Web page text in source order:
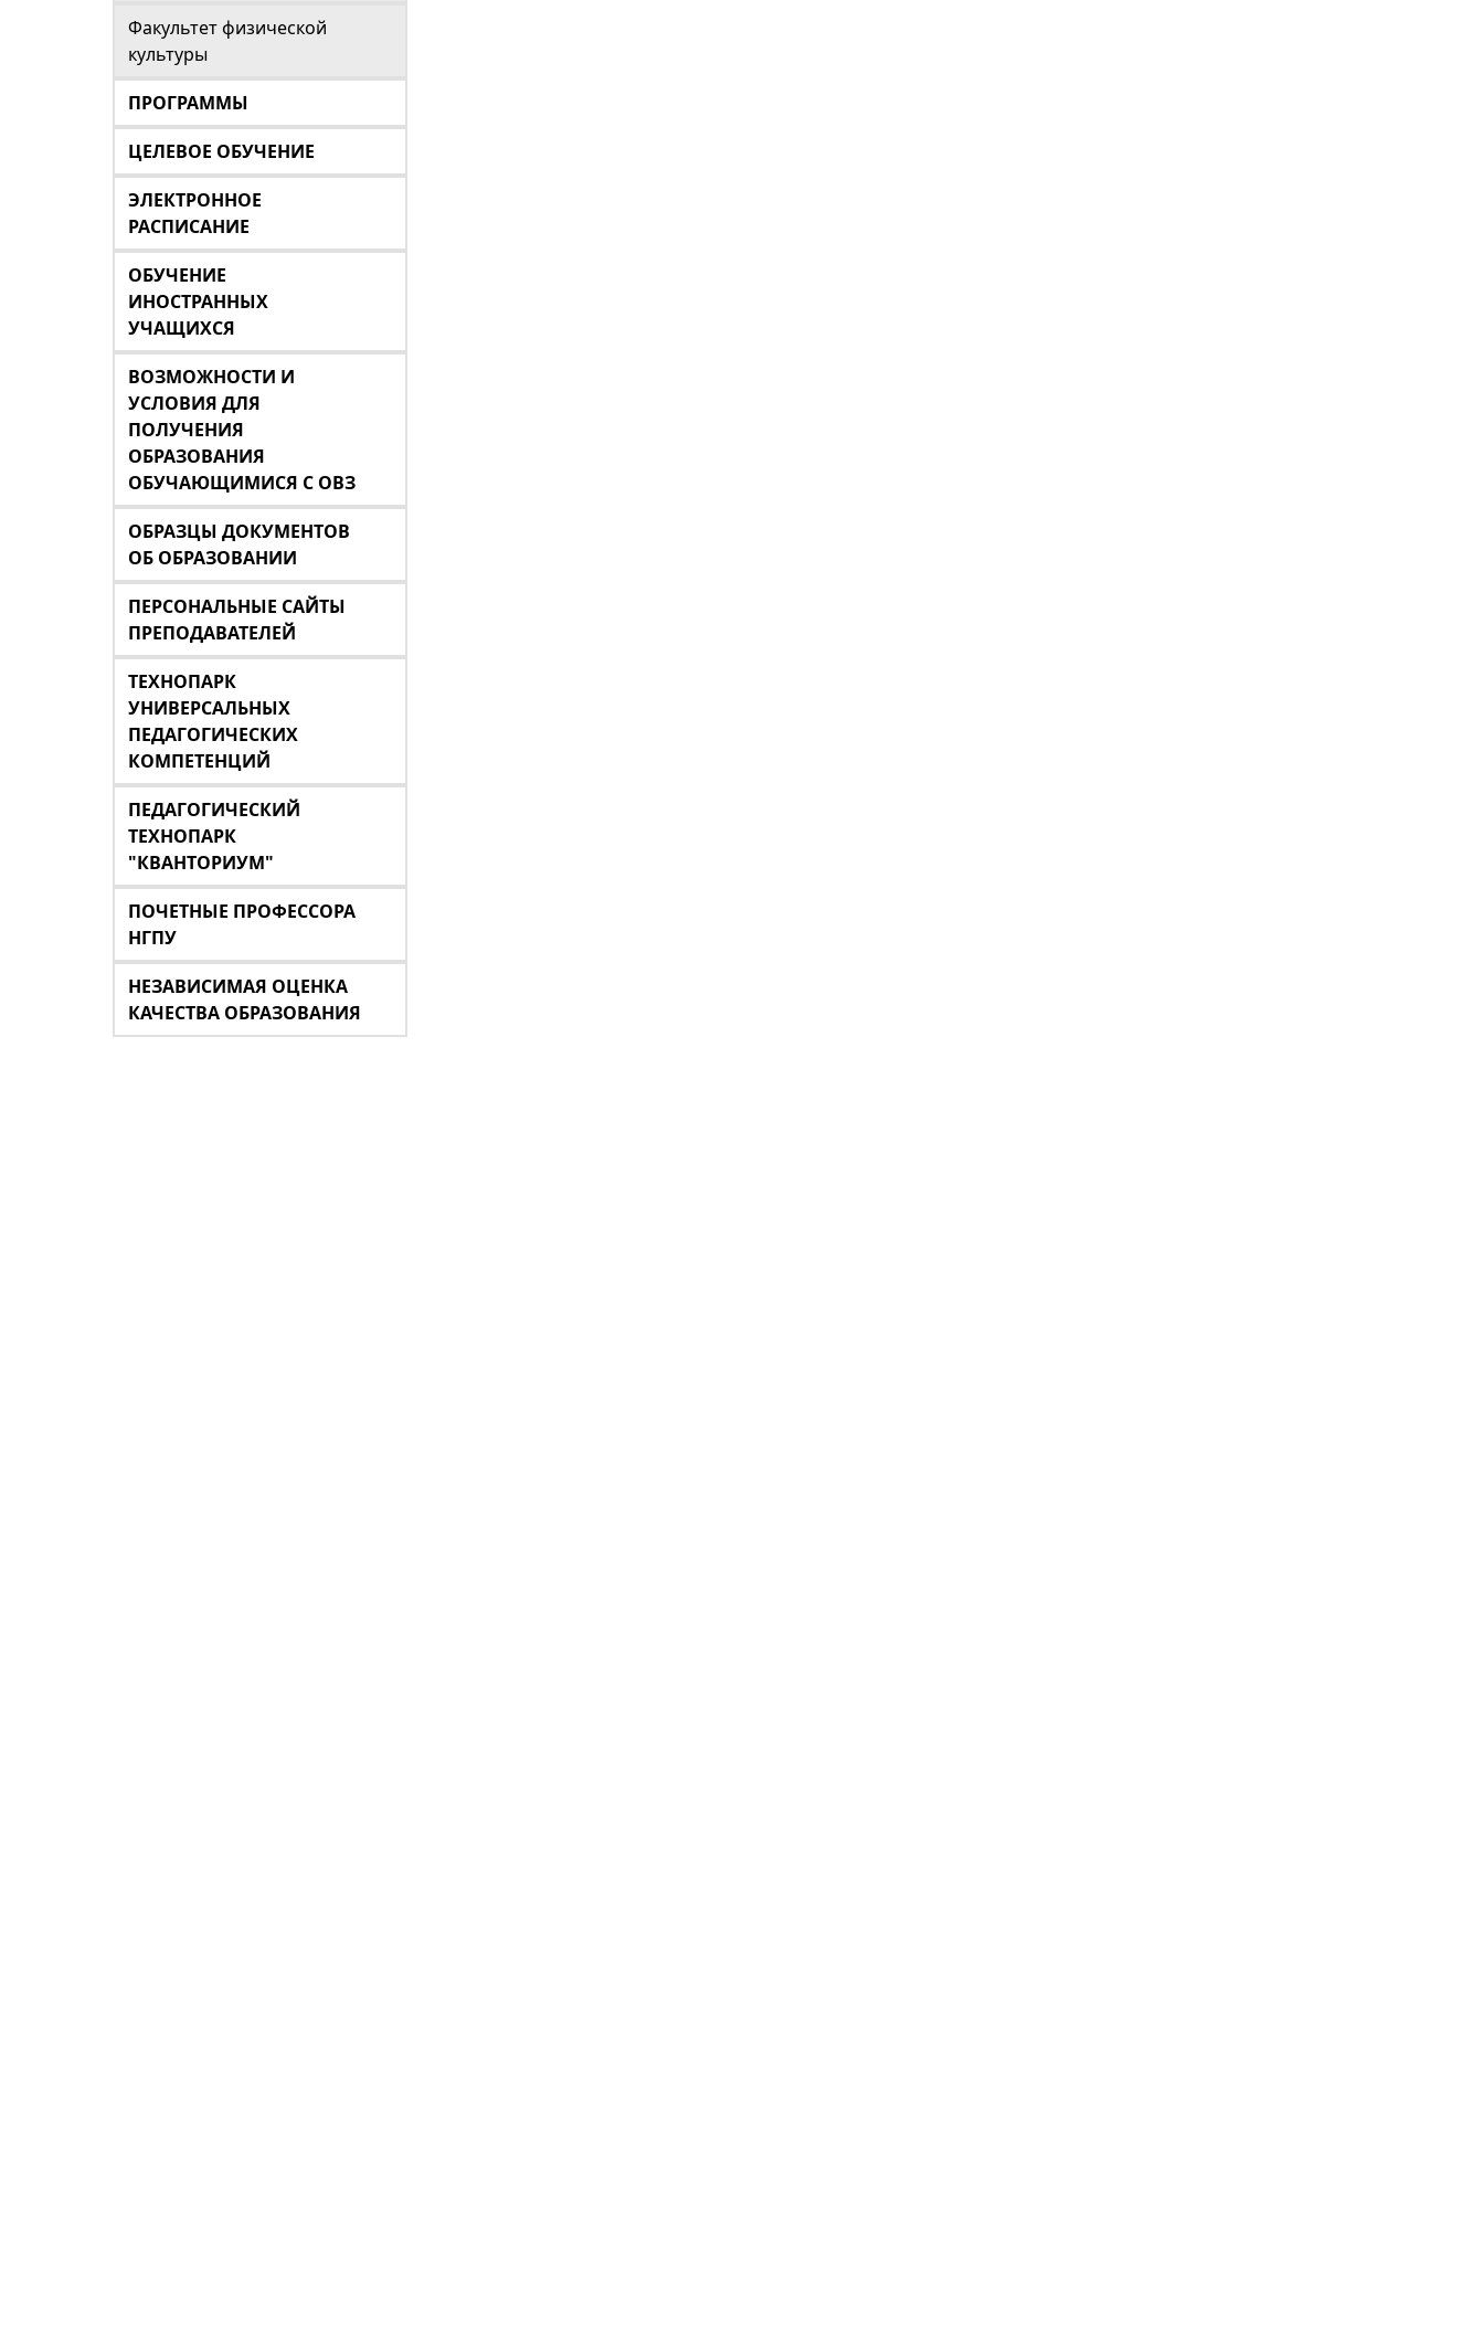
Факультет физической
культуры
ПРОГРАММЫ
ЦЕЛЕВОЕ ОБУЧЕНИЕ
ЭЛЕКТРОННОЕ
РАСПИСАНИЕ
ОБУЧЕНИЕ
ИНОСТРАННЫХ
УЧАЩИХСЯ
ВОЗМОЖНОСТИ И
УСЛОВИЯ ДЛЯ
ПОЛУЧЕНИЯ
ОБРАЗОВАНИЯ
ОБУЧАЮЩИМИСЯ С ОВЗ
ОБРАЗЦЫ ДОКУМЕНТОВ
ОБ ОБРАЗОВАНИИ
ПЕРСОНАЛЬНЫЕ САЙТЫ
ПРЕПОДАВАТЕЛЕЙ
ТЕХНОПАРК
УНИВЕРСАЛЬНЫХ
ПЕДАГОГИЧЕСКИХ
КОМПЕТЕНЦИЙ
ПЕДАГОГИЧЕСКИЙ
ТЕХНОПАРК
"КВАНТОРИУМ"
ПОЧЕТНЫЕ ПРОФЕССОРА
НГПУ
НЕЗАВИСИМАЯ ОЦЕНКА
КАЧЕСТВА ОБРАЗОВАНИЯ